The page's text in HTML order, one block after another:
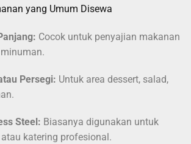
yang Umum Disewa
Cocok untuk penyajian makanan
Persegi: Untuk area dessert, salad,
Steel: Biasanya digunakan untuk
katering profesional.